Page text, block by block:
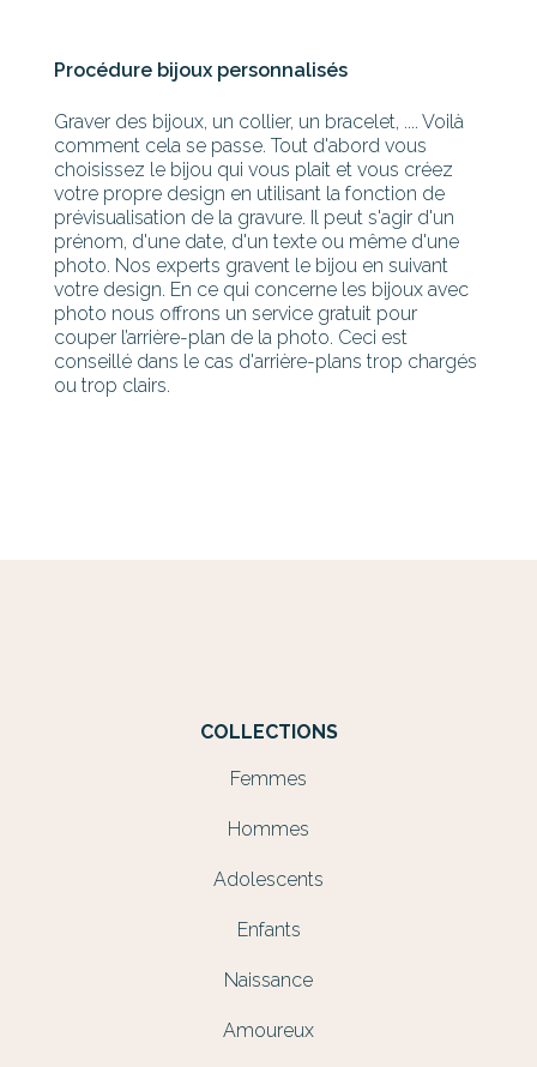
Procédure bijoux personnalisés
Graver des bijoux, un collier, un bracelet, .... Voilà
comment cela se passe. Tout d'abord vous
choisissez le bijou qui vous plait et vous créez
votre propre design en utilisant la fonction de
prévisualisation de la gravure. Il peut s'agir d'un
prénom, d'une date, d'un texte ou même d'une
photo. Nos experts gravent le bijou en suivant
votre design. En ce qui concerne les bijoux avec
photo nous offrons un service gratuit pour
couper l’arrière-plan de la photo. Ceci est
conseillé dans le cas d'arrière-plans trop chargés
ou trop clairs.
COLLECTIONS
Femmes
Hommes
Adolescents
Enfants
Naissance
Amoureux